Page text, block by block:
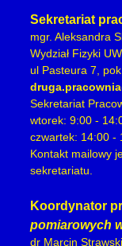
Sekretariat
mgr. Aleksandra
Wydział Fizyki UW
ul Pasteura 7,
Sekretariat
wtorek: 9:00 -
czwartek: 14:00 -
Kontakt mailowy
sekretariatu.
Koordynator
pomiarowych
dr Marcin Strawski